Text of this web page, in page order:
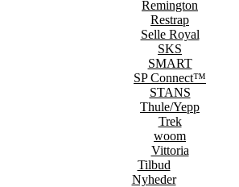
Remington
Restrap
Selle Royal
SKS
SMART
SP Connect™
STANS
Thule/Yepp
Trek
woom
Vittoria
Tilbud
Nyheder